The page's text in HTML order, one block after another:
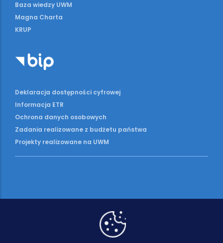
Baza wiedzy UWM
Magna Charta
KRUP
Deklaracja dostępności cyfrowej
Informacja ETR
Ochrona danych osobowych
Zadania realizowane z budżetu państwa
Projekty realizowane na UWM